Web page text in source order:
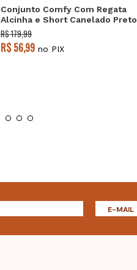
Conjunto Comfy Com Regata
Alcinha e Short Canelado Preto
Salvatore
R$ 179,99
R$ 56,99 no PIX